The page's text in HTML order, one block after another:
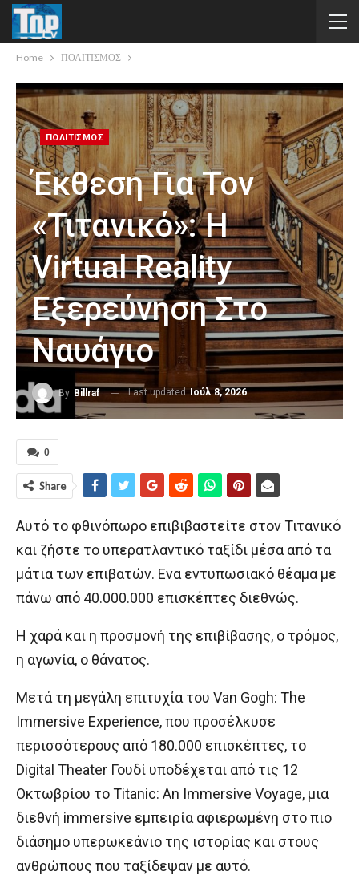
Home ΠΟΛΙΤΙΣΜΟΣ
ΠΟΛΙΤΙΣΜΟΣ
Έκθεση Για Τον
«Τιτανικό»: Η
Virtual Reality
Εξερεύνηση Στο
Ναυάγιο
By Billraf Last updatedΙούλ 8, 2026
0
Share
Αυτό το φθινόπωρο επιβιβαστείτε στον Τιτανικό
και ζήστε το υπερατλαντικό ταξίδι μέσα από τα
μάτια των επιβατών. Ενα εντυπωσιακό θέαμα με
πάνω από 40.000.000 επισκέπτες διεθνώς.
Η χαρά και η προσμονή της επιβίβασης, ο τρόμος,
η αγωνία, ο θάνατος.
Μετά τη μεγάλη επιτυχία του Van Gogh: The
Immersive Experience, που προσέλκυσε
περισσότερους από 180.000 επισκέπτες, το
Digital Theater Γουδί υποδέχεται από τις 12
Οκτωβρίου το Titanic: An Immersive Voyage, μια
διεθνή immersive εμπειρία αφιερωμένη στο πιο
διάσημο υπερωκεάνιο της ιστορίας και στους
ανθρώπους που ταξίδεψαν με αυτό.